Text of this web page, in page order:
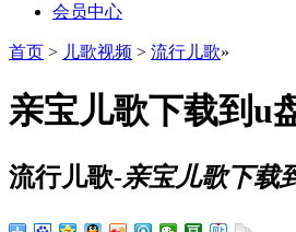
会员中心
首页 > 儿歌视频 > 流行儿歌»
亲宝儿歌下载到u
流行儿歌-亲宝儿歌下载